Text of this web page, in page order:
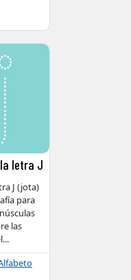
letra J
J (jota)
para
las
...